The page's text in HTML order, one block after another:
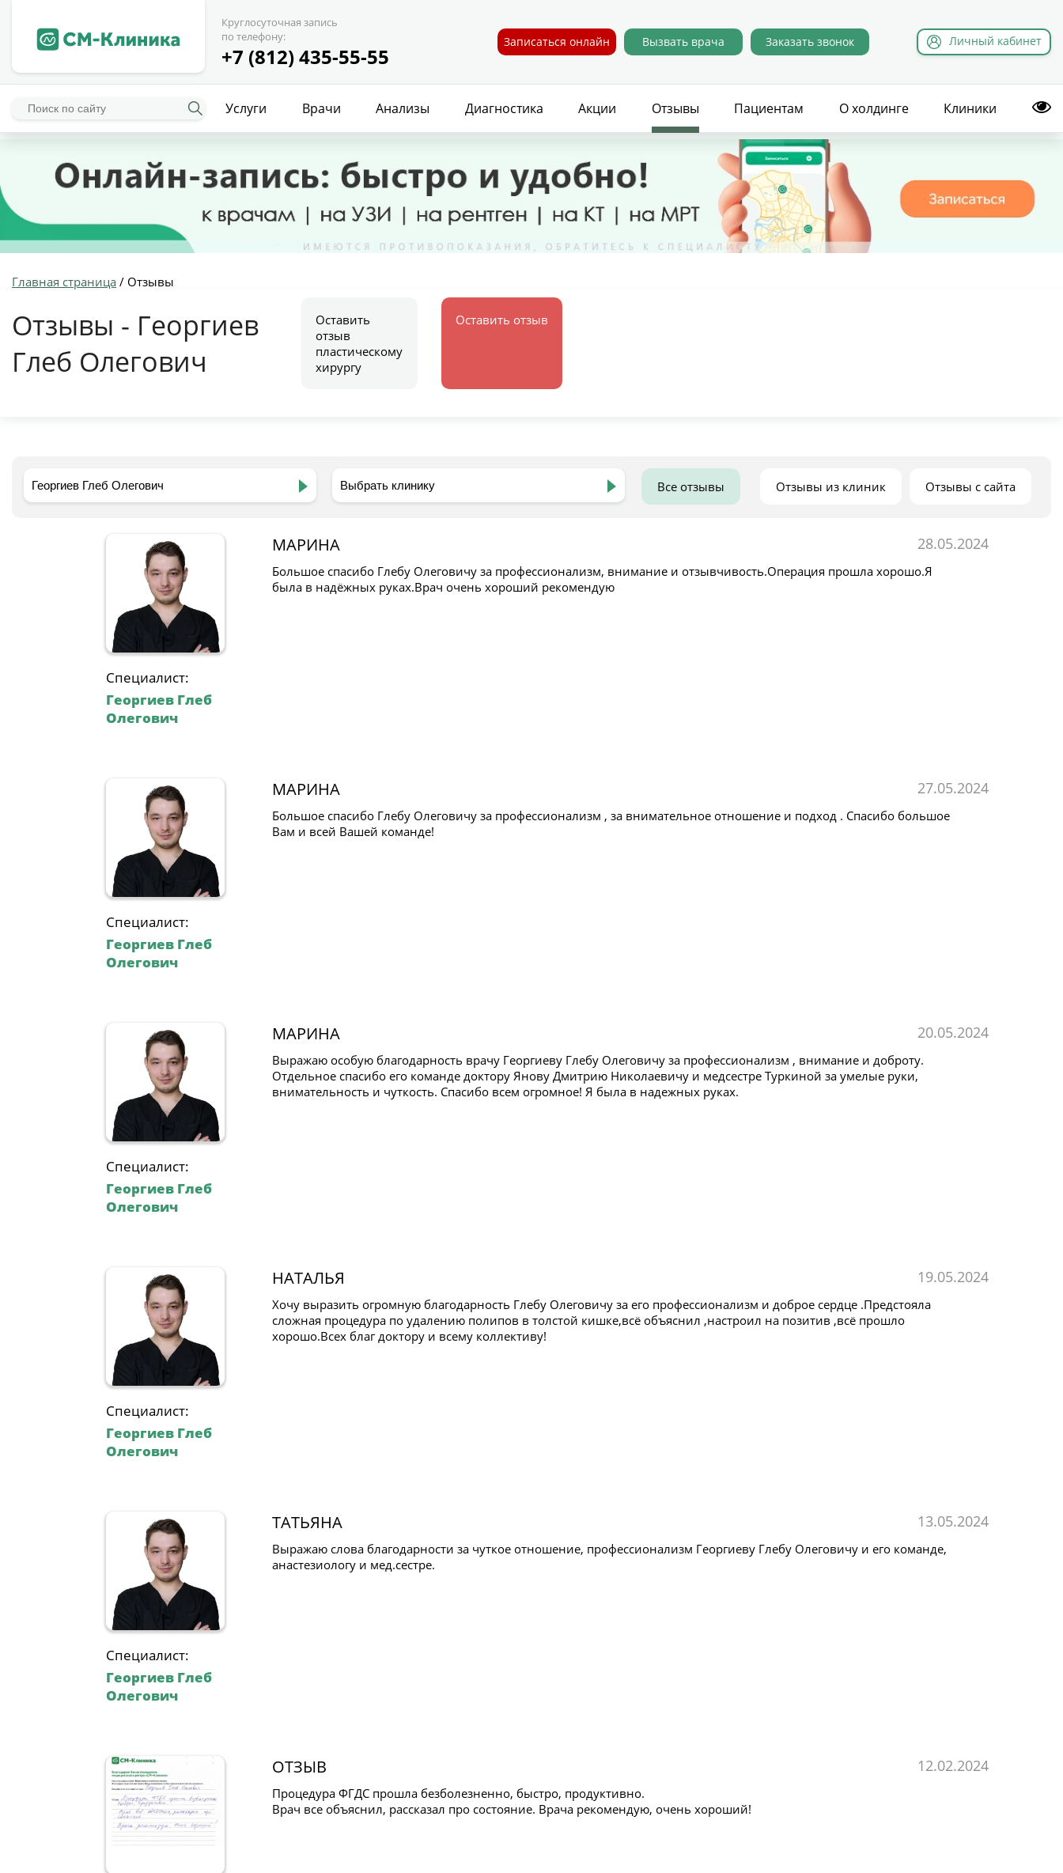
Круглосуточная запись
по телефону:
+7 (812) 435-55-55
Записаться онлайн Вызвать врача Заказать звонок Личный кабинет
Услуги Врачи Анализы Диагностика Акции Отзывы Пациентам О холдинге Клиники
Главная страница / Отзывы
Отзывы - Георгиев
Глеб Олегович
Оставить
отзыв
пластическому
хирургу
Оставить отзыв
Отзывы с сайта
Отзывы из клиник
Все отзывы
Специалист:
Георгиев Глеб
Олегович
МАРИНА 28.05.2024
Большое спасибо Глебу Олеговичу за профессионализм, внимание и отзывчивость.Операция прошла хорошо.Я
была в надёжных руках.Врач очень хороший рекомендую
Специалист:
Георгиев Глеб
Олегович
МАРИНА 27.05.2024
Большое спасибо Глебу Олеговичу за профессионализм , за внимательное отношение и подход . Спасибо большое
Вам и всей Вашей команде!
Специалист:
Георгиев Глеб
Олегович
МАРИНА 20.05.2024
Выражаю особую благодарность врачу Георгиеву Глебу Олеговичу за профессионализм , внимание и доброту.
Отдельное спасибо его команде доктору Янову Дмитрию Николаевичу и медсестре Туркиной за умелые руки,
внимательность и чуткость. Спасибо всем огромное! Я была в надежных руках.
Специалист:
Георгиев Глеб
Олегович
НАТАЛЬЯ 19.05.2024
Хочу выразить огромную благодарность Глебу Олеговичу за его профессионализм и доброе сердце .Предстояла
сложная процедура по удалению полипов в толстой кишке,всё объяснил ,настроил на позитив ,всё прошло
хорошо.Всех благ доктору и всему коллективу!
Специалист:
Георгиев Глеб
Олегович
ТАТЬЯНА 13.05.2024
Выражаю слова благодарности за чуткое отношение, профессионализм Георгиеву Глебу Олеговичу и его команде,
анастезиологу и мед.сестре.
ОТЗЫВ 12.02.2024
Процедура ФГДС прошла безболезненно, быстро, продуктивно.
Врач все объяснил, рассказал про состояние. Врача рекомендую, очень хороший!